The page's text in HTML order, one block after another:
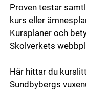
Proven testar
kurs eller
Kursplaner och
Skolverkets
Här hittar du
Sundbybergs